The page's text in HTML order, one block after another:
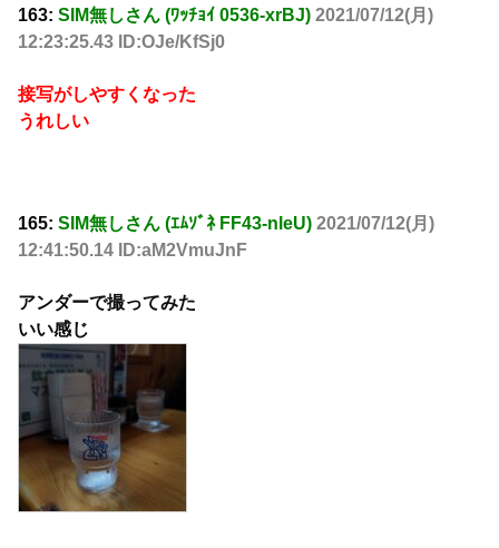
163: SIM無しさん (ﾜｯﾁｮｲ 0536-xrBJ) 2021/07/12(月)
12:23:25.43 ID:OJe/KfSj0
接写がしやすくなった
うれしい
165: SIM無しさん (ｴﾑｿﾞﾈ FF43-nleU) 2021/07/12(月)
12:41:50.14 ID:aM2VmuJnF
アンダーで撮ってみた
いい感じ